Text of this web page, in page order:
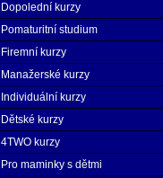
Dopolední kurzy
Pomaturitní studium
Firemní kurzy
Manažerské kurzy
Individuální kurzy
Dětské kurzy
4TWO kurzy
Pro maminky s dětmi